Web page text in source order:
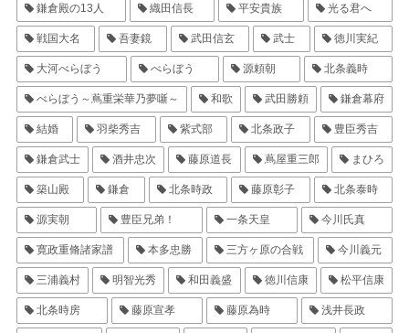
鎌倉殿の13人 織田信長 平安貴族 光る君へ
戦国大名 吾妻鏡 武田信玄 武士 徳川実紀
大河べらぼう べらぼう 源頼朝 北条義時
べらぼう～蔦重栄華乃夢噺～ 和歌 武田勝頼 鎌倉幕府
結婚 羽柴秀吉 紫式部 北条政子 豊臣秀吉
鎌倉武士 酒井忠次 藤原道長 蔦屋重三郎 まひろ
築山殿 鎌倉 北条時政 藤原彰子 北条泰時
源実朝 豊臣兄弟！ 一条天皇 今川氏真
寛政重脩諸家譜 本多忠勝 三方ヶ原の合戦 今川義元
三浦義村 明智光秀 和田義盛 徳川信康 松平信康
北条時房 藤原宣孝 藤原為時 浅井長政